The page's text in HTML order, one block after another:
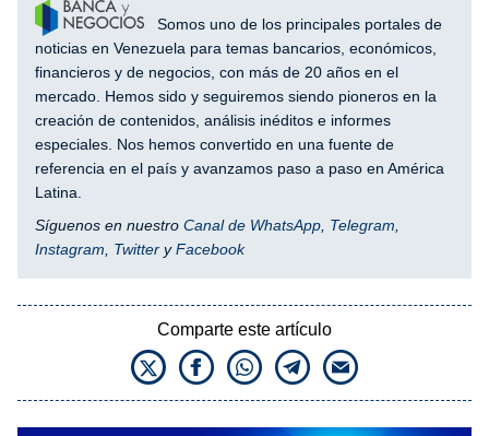
Somos uno de los principales portales de
noticias en Venezuela para temas bancarios, económicos,
financieros y de negocios, con más de 20 años en el
mercado. Hemos sido y seguiremos siendo pioneros en la
creación de contenidos, análisis inéditos e informes
especiales. Nos hemos convertido en una fuente de
referencia en el país y avanzamos paso a paso en América
Latina.
Síguenos en nuestro Canal de WhatsApp Telegram
Instagram
Twitter yFacebook
Comparte este artículo